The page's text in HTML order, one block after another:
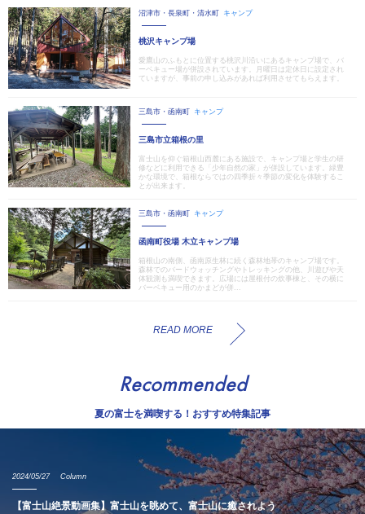
沼津市・長泉町・清水町 キャンプ
桃沢キャンプ場
愛鷹山のふもとに位置する桃沢川沿いにあるキャンプ場で、バ
ーベキュー場が併設されています。月曜日は定休日に設定され
ていますが、事前の申し込みがあれば利用させてもらえます。
三島市・函南町 キャンプ
三島市立箱根の里
富士山を仰ぐ箱根山西麓にある施設で、キャンプ場と学生の研
修などに利用できる「少年自然の家」が併設しています。緑豊
かな環境で、箱根ならではの四季折々季節の変化を体験するこ
とが出来ます。
三島市・函南町 キャンプ
函南町役場 木立キャンプ場
箱根山の南側、函南原生林に続く森林地帯のキャンプ場です。
森林でのバードウォッチングやトレッキングの他、川遊びや天
体観測も満喫できます。広場には屋根付の炊事棟と、その横に
バーベキュー用のかまどが併...
READ MORE
Recommended
夏の富士を満喫する！おすすめ特集記事
2024/05/27 Column
【富士山絶景動画集】富士山を眺めて、富士山に癒されよう